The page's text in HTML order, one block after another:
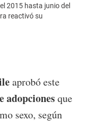
2015 hasta junio del
reactivó su
aprobó este
adopcionesque
sexo, según